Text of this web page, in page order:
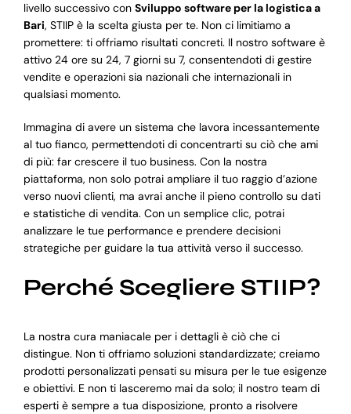
livello successivo con Sviluppo software per la logistica a
Bari, STIIP è la scelta giusta per te. Non ci limitiamo a
promettere: ti offriamo risultati concreti. Il nostro software è
attivo 24 ore su 24, 7 giorni su 7, consentendoti di gestire
vendite e operazioni sia nazionali che internazionali in
qualsiasi momento.
Immagina di avere un sistema che lavora incessantemente
al tuo fianco, permettendoti di concentrarti su ciò che ami
di più: far crescere il tuo business. Con la nostra
piattaforma, non solo potrai ampliare il tuo raggio d’azione
verso nuovi clienti, ma avrai anche il pieno controllo su dati
e statistiche di vendita. Con un semplice clic, potrai
analizzare le tue performance e prendere decisioni
strategiche per guidare la tua attività verso il successo.
Perché Scegliere STIIP?
La nostra cura maniacale per i dettagli è ciò che ci
distingue. Non ti offriamo soluzioni standardizzate; creiamo
prodotti personalizzati pensati su misura per le tue esigenze
e obiettivi. E non ti lasceremo mai da solo; il nostro team di
esperti è sempre a tua disposizione, pronto a risolvere